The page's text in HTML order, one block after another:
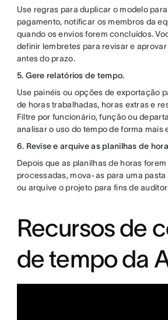
Use regras para duplicar o modelo
pagamento, notificar os membros da
quando os envios forem concluídos.
definir lembretes para revisar e
antes do prazo.
5. Gere relatórios de tempo.
Use painéis ou opções de exportação
de horas trabalhadas, horas extras e
Filtre por funcionário, função ou
analisar o uso do tempo de forma mais
6. Revise e arquive as planilhas de
Depois que as planilhas de horas
processadas, mova-as para uma
ou arquive o projeto para fins de
Recursos de
de tempo da